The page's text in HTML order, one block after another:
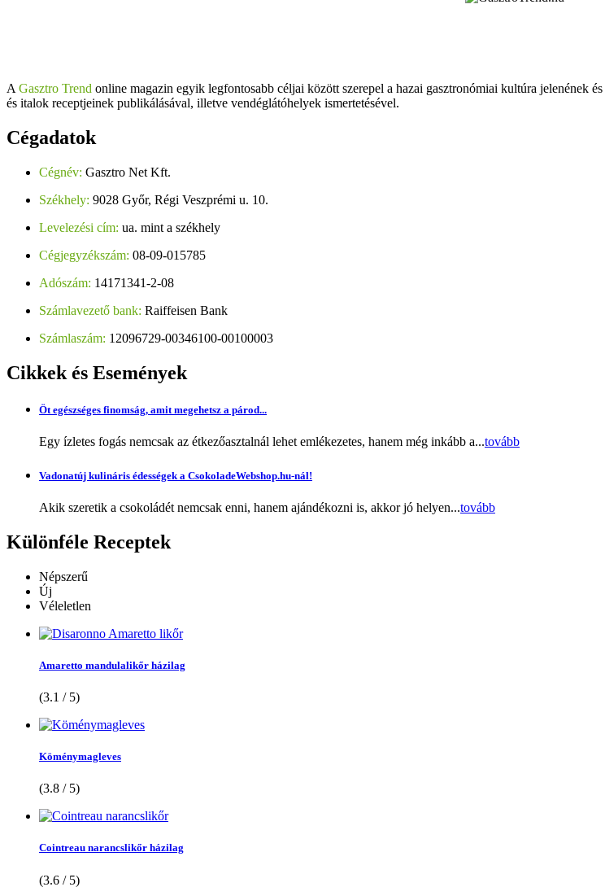
A Gasztro Trend online magazin egyik legfontosabb céljai között szerepel a hazai gasztronómiai kultúra jelenének
és italok receptjeinek publikálásával, illetve vendéglátóhelyek ismertetésével.
Cégadatok
Cégnév: Gasztro Net Kft.
Székhely: 9028 Győr, Régi Veszprémi u. 10.
Levelezési cím: ua. mint a székhely
Cégjegyzékszám: 08-09-015785
Adószám: 14171341-2-08
Számlavezető bank: Raiffeisen Bank
Számlaszám: 12096729-00346100-00100003
Cikkek és Események
Öt egészséges finomság, amit megehetsz a párod...
Egy ízletes fogás nemcsak az étkezőasztalnál lehet emlékezetes, hanem még inkább a...tovább
Vadonatúj kulináris édességek a CsokoladeWebshop.hu-nál!
Akik szeretik a csokoládét nemcsak enni, hanem ajándékozni is, akkor jó helyen...tovább
Különféle Receptek
Népszerű
Új
Véleletlen
Amaretto mandulalikőr házilag
(3.1 / 5)
Köménymagleves
(3.8 / 5)
Cointreau narancslikőr házilag
(3.6 / 5)